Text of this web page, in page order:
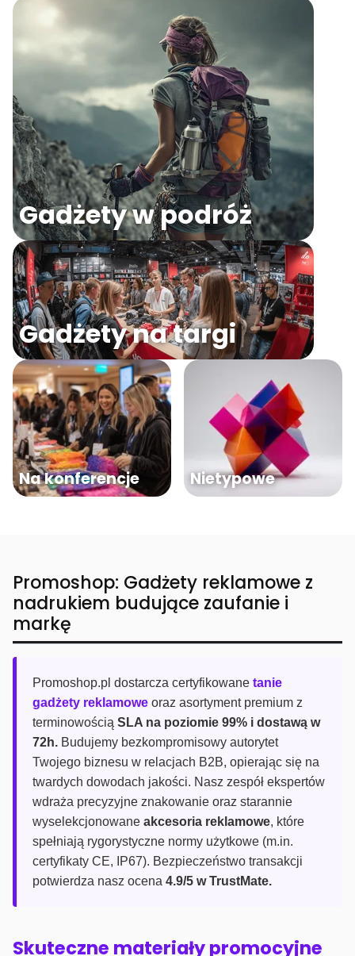
Gadżety w podróż
Gadżety na targi
Na konferencje Nietypowe
Promoshop: Gadżety reklamowe z
nadrukiem budujące zaufanie i
markę
Promoshop.pl dostarcza certyfikowane tanie
gadżety reklamowe oraz asortyment premium z
terminowością SLA na poziomie 99% i dostawą w
72h. Budujemy bezkompromisowy autorytet
Twojego biznesu w relacjach B2B, opierając się na
twardych dowodach jakości. Nasz zespół ekspertów
wdraża precyzyjne znakowanie oraz starannie
wyselekcjonowane akcesoria reklamowe, które
spełniają rygorystyczne normy użytkowe (m.in.
certyfikaty CE, IP67). Bezpieczeństwo transakcji
potwierdza nasz ocena 4.9/5 w TrustMate.
Skuteczne materiały promocyjne